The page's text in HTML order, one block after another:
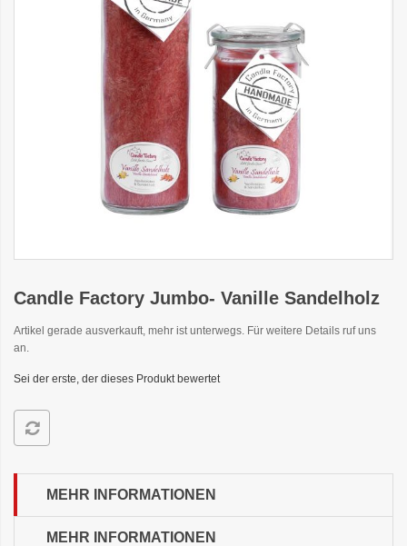
Candle Factory Jumbo- Vanille Sandelholz
Artikel gerade ausverkauft, mehr ist unterwegs. Für weitere Details ruf uns
an.
Sei der erste, der dieses Produkt bewertet
MEHR INFORMATIONEN
MEHR INFORMATIONEN